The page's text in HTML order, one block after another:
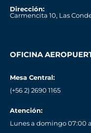
Dirección:
Carmencita 10, Las
OFICINA
Mesa Central:
(+56 2) 2690 1165
Atención:
Lunes a domingo 07:00